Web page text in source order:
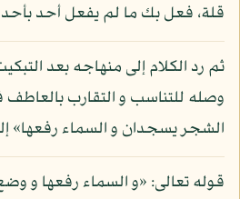
قلة، فعل بك ما لم يفعل أحد
ثم رد الكلام إلى منهاجه بعد
وصله للتناسب و التقارب
الشجر يسجدان و السماء رفعها»
قوله تعالى: «و السماء رفعها و وضع